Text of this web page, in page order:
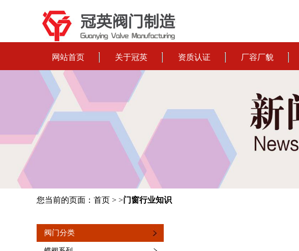
网站首页 关于冠英 资质认证 厂容厂貌
您当前的页面：首页 > >门窗行业知识
阀门分类